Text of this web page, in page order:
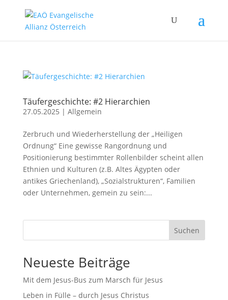
Täufergeschichte: #2 Hierarchien
27.05.2025 | Allgemein
Zerbruch und Wiederherstellung der „Heiligen
Ordnung“ Eine gewisse Rangordnung und
Positionierung bestimmter Rollenbilder scheint allen
Ethnien und Kulturen (z.B. Altes Ägypten oder
antikes Griechenland), „Sozialstrukturen“, Familien
oder Unternehmen, gemein zu sein:...
Suchen
Neueste Beiträge
Mit dem Jesus-Bus zum Marsch für Jesus
Leben in Fülle – durch Jesus Christus